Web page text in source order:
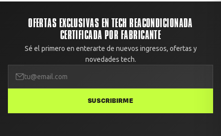
OFERTAS EXCLUSIVAS EN TECH REACONDICIONADA
CERTIFICADA POR FABRICANTE
Sé el primero en enterarte de nuevos ingresos, ofertas y
novedades tech.
SUSCRIBIRME